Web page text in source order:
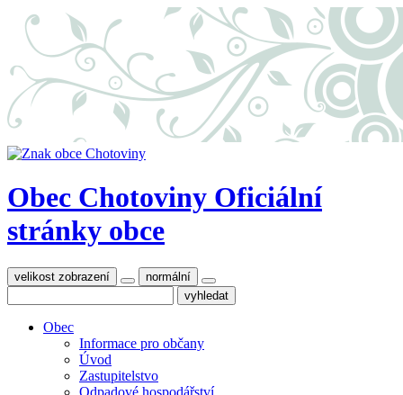
Obec Chotoviny Oficiální
stránky obce
velikost zobrazení normální
Obec
Informace pro občany
Úvod
Zastupitelstvo
Odpadové hospodářství